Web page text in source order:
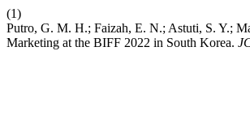
(1)
Putro, G. M. H.; Faizah, E. N.; Astuti, S. Y.;
Marketing at the BIFF 2022 in South Korea.